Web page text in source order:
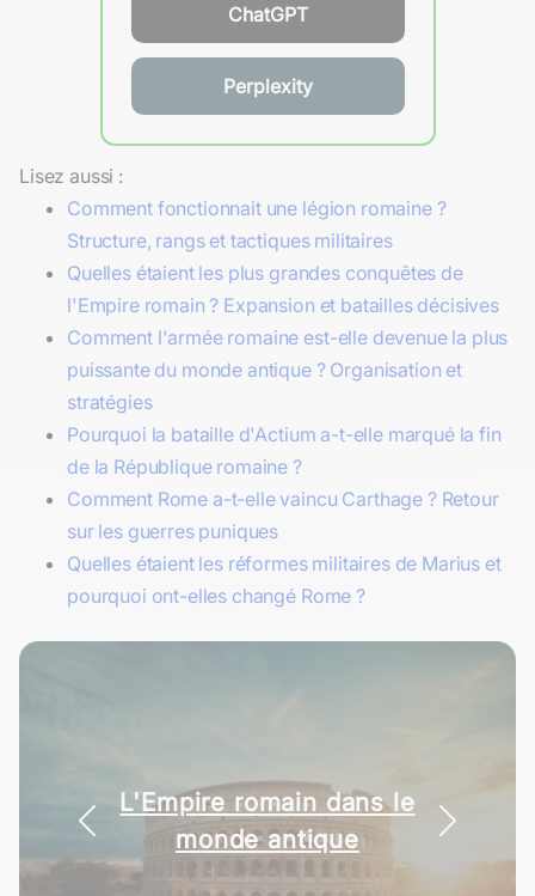
ChatGPT
Perplexity
Lisez aussi :
Comment fonctionnait une légion romaine ?
Structure, rangs et tactiques militaires
Quelles étaient les plus grandes conquêtes de
l'Empire romain ? Expansion et batailles décisives
Comment l'armée romaine est-elle devenue la plus
puissante du monde antique ? Organisation et
stratégies
Pourquoi la bataille d'Actium a-t-elle marqué la fin
de la République romaine ?
Comment Rome a-t-elle vaincu Carthage ? Retour
sur les guerres puniques
Quelles étaient les réformes militaires de Marius et
pourquoi ont-elles changé Rome ?
L'Empire romain dans le
monde antique